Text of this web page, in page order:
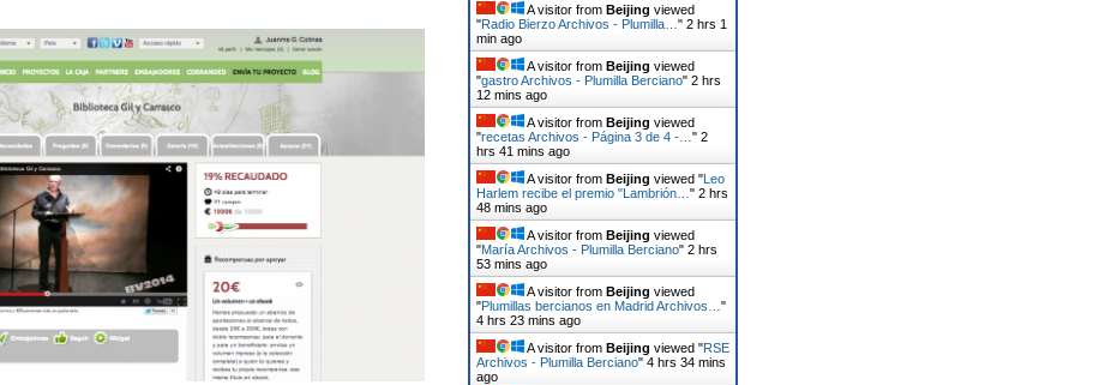
A visitor from Beijing viewed
"Radio Bierzo Archivos - Plumilla… " 2 hrs 1
min ago
A visitor from Beijing viewed
"gastro Archivos - Plumilla Berciano" 2 hrs
12 mins ago
A visitor from Beijing viewed
"recetas Archivos - Página 3 de 4 -… " 2
hrs 41 mins ago
A visitor from Beijing viewed "Leo
Harlem recibe el premio "Lambrión… " 2 hrs
48 mins ago
A visitor from Beijing viewed
"María Archivos - Plumilla Berciano" 2 hrs
53 mins ago
A visitor from Beijing viewed
"Plumillas bercianos en Madrid Archivos… "
4 hrs 23 mins ago
A visitor from Beijing viewed "RSE
Archivos - Plumilla Berciano" 4 hrs 34 mins
ago